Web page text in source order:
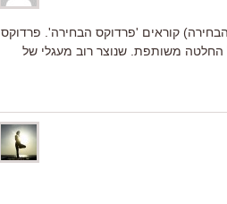
קוראים 'פרדוקס הבחירה'. פרדוקס
משותפת. שנוצר רוב מעגלי של